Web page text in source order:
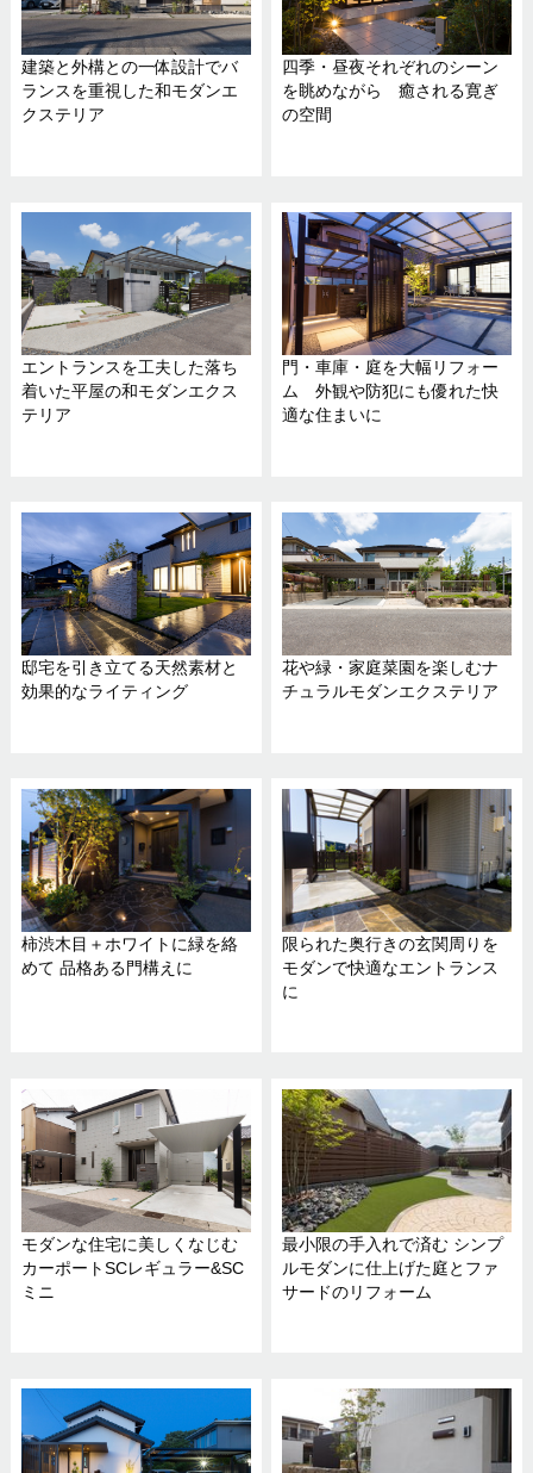
建築と外構との一体設計でバ
ランスを重視した和モダンエ
クステリア
四季・昼夜それぞれのシーン
を眺めながら 癒される寛ぎ
の空間
エントランスを工夫した落ち
着いた平屋の和モダンエクス
テリア
門・車庫・庭を大幅リフォー
ム 外観や防犯にも優れた快
適な住まいに
邸宅を引き立てる天然素材と
効果的なライティング
花や緑・家庭菜園を楽しむナ
チュラルモダンエクステリア
柿渋木目＋ホワイトに緑を絡
めて 品格ある門構えに
限られた奥行きの玄関周りを
モダンで快適なエントランス
に
モダンな住宅に美しくなじむ
カーポートSCレギュラー&SC
ミニ
最小限の手入れで済む シンプ
ルモダンに仕上げた庭とファ
サードのリフォーム